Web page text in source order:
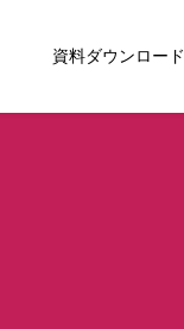
資料ダウンロード